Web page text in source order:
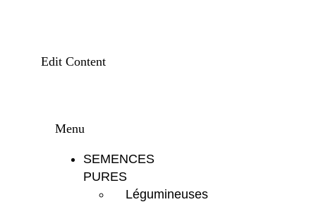
Edit Content
Menu
SEMENCES
PURES
Légumineuses